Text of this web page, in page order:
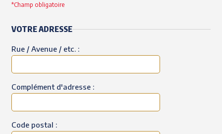
*Champ obligatoire
VOTRE ADRESSE
Rue / Avenue / etc. :
Complément d'adresse :
Code postal :